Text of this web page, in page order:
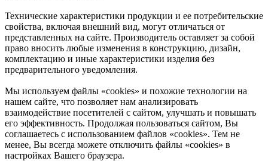
Технические характеристики продукции и ее потребительские
свойства, включая внешний вид, могут отличаться от
представленных на сайте. Производитель оставляет за собой
право вносить любые изменения в конструкцию, дизайн,
комплектацию и иные характеристики изделия без
предварительного уведомления.
Мы используем файлы «cookies» и похожие технологии на
нашем сайте, что позволяет нам анализировать
взаимодействие посетителей с сайтом, улучшать и повышать
его эффективность. Продолжая пользоваться сайтом, Вы
соглашаетесь с использованием файлов «cookies». Тем не
менее, Вы всегда можете отключить файлы «cookies» в
настройках Вашего браузера.